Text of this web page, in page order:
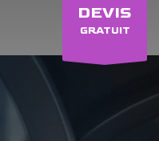
DEVIS
GRATUIT